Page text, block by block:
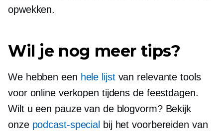
opwekken.
Wil je nog meer tips?
We hebben een hele lijstvan relevante tools
voor online verkopen tijdens de feestdagen.
Wilt u een pauze van de blogvorm? Bekijk
onze podcast-special bij het voorbereiden van